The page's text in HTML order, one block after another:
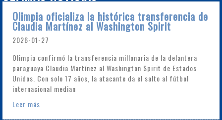
Olimpia oficializa la histórica transferencia de
Claudia Martínez al Washington Spirit
2026-01-27
Olimpia confirmó la transferencia millonaria de la delantera
paraguaya Claudia Martínez al Washington Spirit de Estados
Unidos. Con solo 17 años, la atacante da el salto al fútbol
internacional median
Leer más